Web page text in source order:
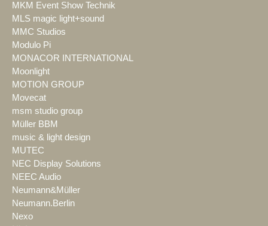
MKM Event Show Technik
MLS magic light+sound
MMC Studios
Modulo Pi
MONACOR INTERNATIONAL
Moonlight
MOTION GROUP
Movecat
msm studio group
Müller BBM
music & light design
MUTEC
NEC Display Solutions
NEEC Audio
Neumann&Müller
Neumann.Berlin
Nexo